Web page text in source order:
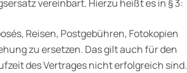
vereinbart. Hierzu heißt es in § 3:
Reisen, Postgebühren, Fotokopien
zu ersetzen. Das gilt auch für den
des Vertrages nicht erfolgreich sind.